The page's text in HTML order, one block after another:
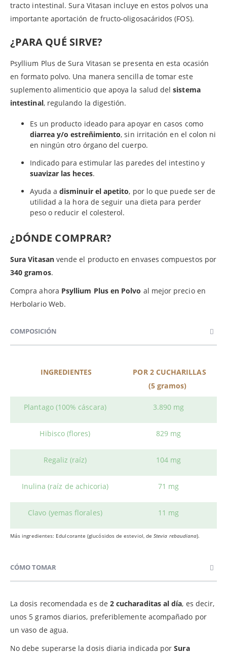
tracto intestinal. Sura Vitasan incluye en estos polvos una
importante aportación de fructo-oligosacáridos (FOS).
¿PARA QUÉ SIRVE?
Psyllium Plus de Sura Vitasan se presenta en esta ocasión
en formato polvo. Una manera sencilla de tomar este
suplemento alimenticio que apoya la salud delsistema
intestinal, regulando la digestión.
Es un producto ideado para apoyar en casos como
diarrea y/o estreñimiento, sin irritación en el colon ni
en ningún otro órgano del cuerpo.
Indicado para estimular las paredes del intestino y
suavizar las heces.
Ayuda adisminuir el apetito, por lo que puede ser de
utilidad a la hora de seguir una dieta para perder
peso o reducir el colesterol.
¿DÓNDE COMPRAR?
Sura Vitasanvende el producto en envases compuestos por
340 gramos.
Compra ahora Psyllium Plus en Polvo al mejor precio en
Herbolario Web.
COMPOSICIÓN
INGREDIENTES
POR 2 CUCHARILLAS
(5 gramos)
Plantago (100% cáscara) 3.890 mg
Hibisco (flores) 829 mg
Regaliz (raíz) 104 mg
Inulina (raíz de achicoria) 71 mg
Clavo (yemas florales) 11 mg
Más ingredientes: Edulcorante (glucósidos de esteviol, deStevia rebaudiana).
CÓMO TOMAR
La dosis recomendada es de 2 cucharaditas al día, es decir,
unos 5 gramos diarios, preferiblemente acompañado por
un vaso de agua.
No debe superarse la dosis diaria indicada porSura